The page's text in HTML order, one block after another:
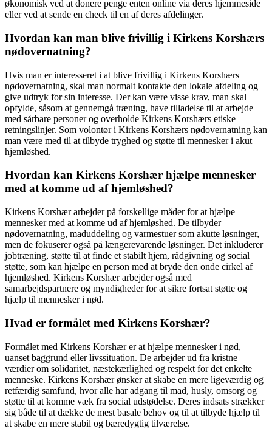
økonomisk ved at donere penge enten online via deres hjemmeside
eller ved at sende en check til en af deres afdelinger.
Hvordan kan man blive frivillig i Kirkens Korshærs
nødovernatning?
Hvis man er interesseret i at blive frivillig i Kirkens Korshærs
nødovernatning, skal man normalt kontakte den lokale afdeling og
give udtryk for sin interesse. Der kan være visse krav, man skal
opfylde, såsom at gennemgå træning, have tilladelse til at arbejde
med sårbare personer og overholde Kirkens Korshærs etiske
retningslinjer. Som volontør i Kirkens Korshærs nødovernatning kan
man være med til at tilbyde tryghed og støtte til mennesker i akut
hjemløshed.
Hvordan kan Kirkens Korshær hjælpe mennesker
med at komme ud af hjemløshed?
Kirkens Korshær arbejder på forskellige måder for at hjælpe
mennesker med at komme ud af hjemløshed. De tilbyder
nødovernatning, maduddeling og varmestuer som akutte løsninger,
men de fokuserer også på længerevarende løsninger. Det inkluderer
jobtræning, støtte til at finde et stabilt hjem, rådgivning og social
støtte, som kan hjælpe en person med at bryde den onde cirkel af
hjemløshed. Kirkens Korshær arbejder også med
samarbejdspartnere og myndigheder for at sikre fortsat støtte og
hjælp til mennesker i nød.
Hvad er formålet med Kirkens Korshær?
Formålet med Kirkens Korshær er at hjælpe mennesker i nød,
uanset baggrund eller livssituation. De arbejder ud fra kristne
værdier om solidaritet, næstekærlighed og respekt for det enkelte
menneske. Kirkens Korshær ønsker at skabe en mere ligeværdig og
retfærdig samfund, hvor alle har adgang til mad, husly, omsorg og
støtte til at komme væk fra social udstødelse. Deres indsats strækker
sig både til at dække de mest basale behov og til at tilbyde hjælp til
at skabe en mere stabil og bæredygtig tilværelse.